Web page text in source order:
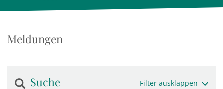
Meldungen
Suche Filter ausklappen